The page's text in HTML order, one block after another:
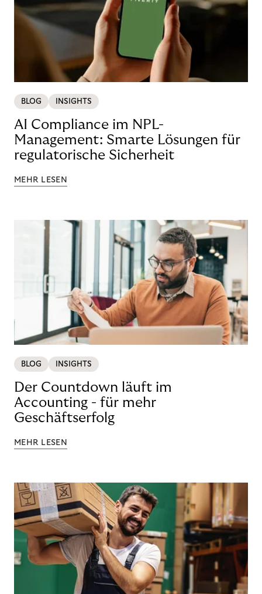
BLOG INSIGHTS
AI Compliance im NPL-
Management: Smarte Lösungen für
regulatorische Sicherheit
MEHR LESEN
BLOG INSIGHTS
Der Countdown läuft im
Accounting - für mehr
Geschäftserfolg
MEHR LESEN